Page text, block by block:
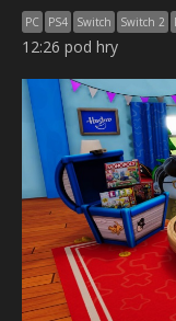
PC PS4 Switch Switch 2
12:26 pod hry